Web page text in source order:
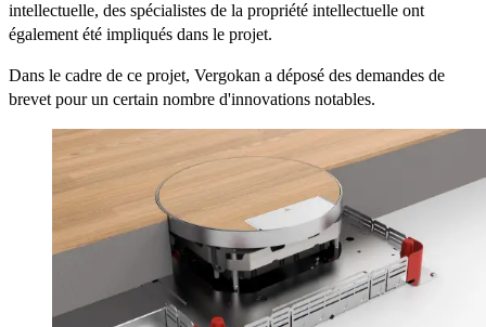
intellectuelle, des spécialistes de la propriété intellectuelle ont
également été impliqués dans le projet.
Dans le cadre de ce projet, Vergokan a déposé des demandes de
brevet pour un certain nombre d'innovations notables.​